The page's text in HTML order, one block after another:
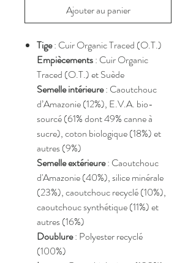
Ajouter au panier
Tige: Cuir Organic Traced (O.T.)
Empiècements: Cuir Organic
Traced (O.T.) et Suède
Semelle intérieure: Caoutchouc
d’Amazonie (12%), E.V.A. bio-
sourcé (61% dont 49% canne à
sucre), coton biologique (18%) et
autres (9%)
Semelle extérieure: Caoutchouc
d'Amazonie (40%), silice minérale
(23%), caoutchouc recyclé (10%),
caoutchouc synthétique (11%) et
autres (16%)
Doublure: Polyester recyclé
(100%)